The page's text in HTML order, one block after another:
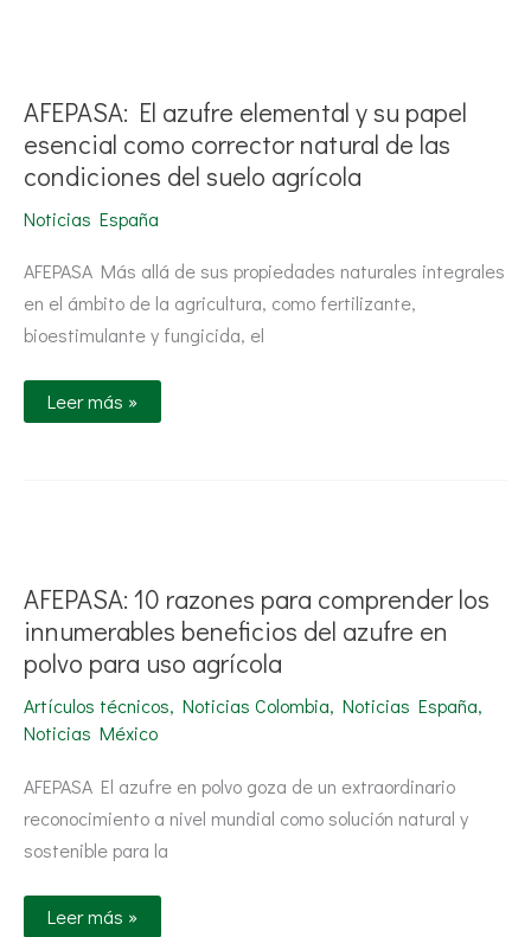
AFEPASA: El azufre elemental y su papel
esencial como corrector natural de las
condiciones del suelo agrícola
Noticias España
AFEPASA Más allá de sus propiedades naturales integrales
en el ámbito de la agricultura, como fertilizante,
bioestimulante y fungicida, el
elemental
y
su
papel
esencial
como
corrector
natural
las
del
suelo
agrícola
Leer más »
AFEPASA: 10 razones para comprender los
innumerables beneficios del azufre en
polvo para uso agrícola
Artículos técnicos, Noticias Colombia, Noticias España,
Noticias México
AFEPASA El azufre en polvo goza de un extraordinario
reconocimiento a nivel mundial como solución natural y
sostenible para la
para
comprender
los
innumerables
beneficios
del
azufre
en
polvo
uso
agrícola
Leer más »